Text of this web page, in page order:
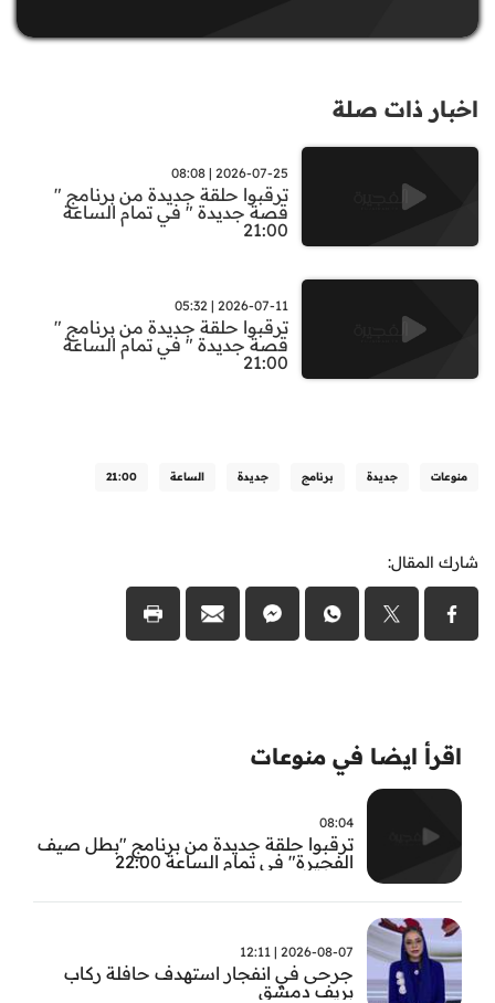
اخبار ذات صلة
2026-07-25 | 08:08
ترقبوا حلقة جديدة من برنامج "
قصة جديدة " في تمام الساعة
21:00
2026-07-11 | 05:32
ترقبوا حلقة جديدة من برنامج "
قصة جديدة " في تمام الساعة
21:00
منوعات جديدة برنامج جديدة الساعة 21:00
شارك المقال:
اقرأ ايضا في منوعات
08:04
ترقبوا حلقة جديدة من برنامج "بطل صيف
الفجيرة" في تمام الساعة 22:00
2026-08-07 | 12:11
جرحى في انفجار استهدف حافلة ركاب
بريف دمشق